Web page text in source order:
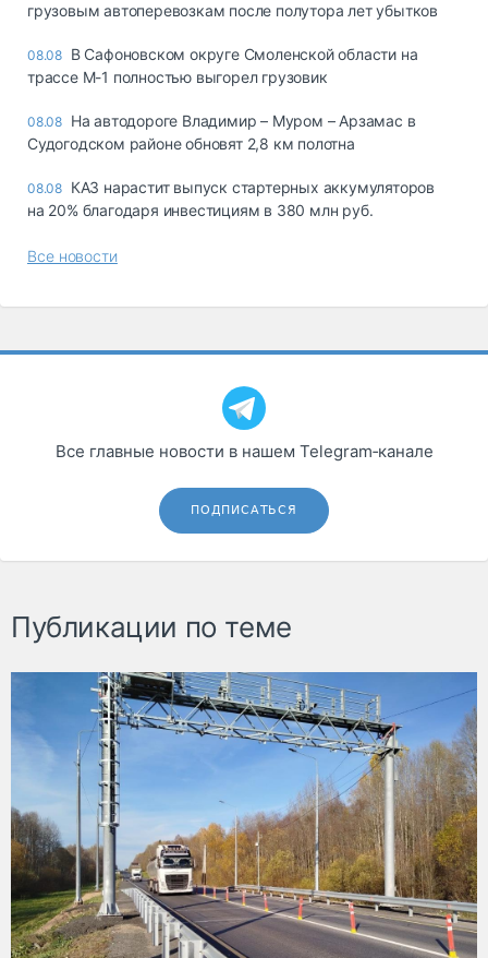
грузовым автоперевозкам после полутора лет убытков
08.08 В Сафоновском округе Смоленской области на
трассе М-1 полностью выгорел грузовик
08.08 На автодороге Владимир – Муром – Арзамас в
Судогодском районе обновят 2,8 км полотна
08.08 КАЗ нарастит выпуск стартерных аккумуляторов
на 20% благодаря инвестициям в 380 млн руб.
Все новости
Все главные новости в нашем Telegram‑канале
ПОДПИСАТЬСЯ
Публикации по теме